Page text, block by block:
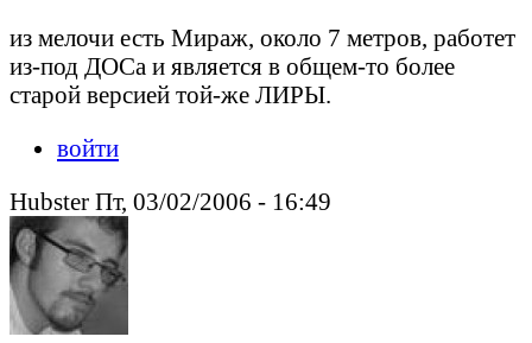
из мелочи есть Мираж, около 7 метров, работет
из-под ДОСа и является в общем-то более
старой версией той-же ЛИРЫ.
войти
Hubster Пт, 03/02/2006 - 16:49